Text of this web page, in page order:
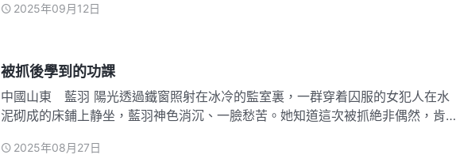
分也很有勁。2024年4月份新來了一個負責人，我發現這個負責人注重培養唐静，
2025年09月12日
被抓後學到的功課
中國山東 藍羽 陽光透過鐵窗照射在冰冷的監室裏，一群穿着囚服的女犯人在水
泥砌成的床鋪上静坐，藍羽神色消沉、一臉愁苦。她知道這次被抓絶非偶然，肯定
突然想到神的話：「今天要求你們能和諧地配搭就像耶和華要求以色列民事奉他一
2025年08月27日